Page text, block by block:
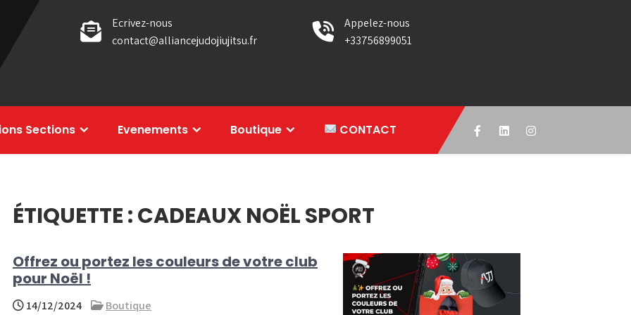
Ecrivez-nous
contact@alliancejudojiujitsu.fr
Appelez-nous
+33756899051
Sections Evenements Boutique CONTACT
ÉTIQUETTE :CADEAUX NOËL SPORT
Offrez ou portez les couleurs de votre club
pour Noël !
14/12/2024
Boutique